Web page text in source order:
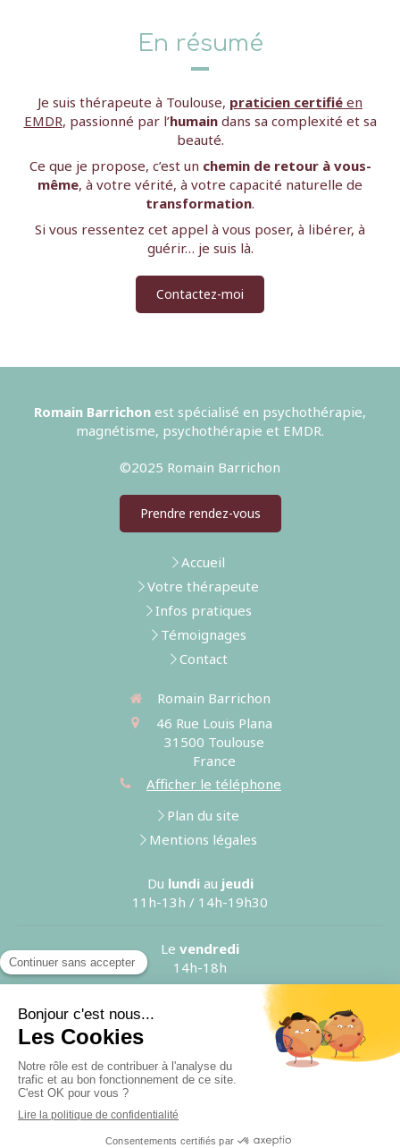
En résumé
Je suis thérapeute à Toulouse, praticien certifié en
EMDR, passionné par l’humaindans sa complexité et sa
beauté.
Ce que je propose, c’est un chemin de retour à vous-
même, à votre vérité, à votre capacité naturelle de
transformation.
Si vous ressentez cet appel à vous poser, à libérer, à
guérir… je suis là.
Contactez-moi
Romain Barrichon est spécialisé en psychothérapie,
magnétisme, psychothérapie et EMDR.
©2025 Romain Barrichon
Prendre rendez-vous
Accueil
Votre thérapeute
Infos pratiques
Témoignages
Contact
Romain Barrichon
46 Rue Louis Plana
31500 Toulouse
France
Afficher le téléphone
Plan du site
Mentions légales
Du lundiau jeudi
11h-13h / 14h-19h30
Le vendredi
14h-18h
Création et référencement du site par Simplébo
Ce site a été créé grâce àRESALIB